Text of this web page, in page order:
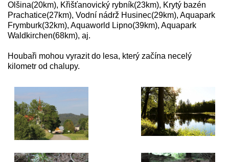
Olšina(20km), Křišťanovický rybník(23km), Krytý bazén
Prachatice(27km), Vodní nádrž Husinec(29km), Aquapark
Frymburk(32km), Aquaworld Lipno(39km), Aquapark
Waldkirchen(68km), aj.
Houbaři mohou vyrazit do lesa, který začína necelý
kilometr od chalupy.